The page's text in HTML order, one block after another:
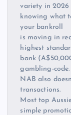
variety in 2026
knowing what
your bankroll
is moving in
highest
bank
gambling-code.
NAB also
transactions.
Most top
simple